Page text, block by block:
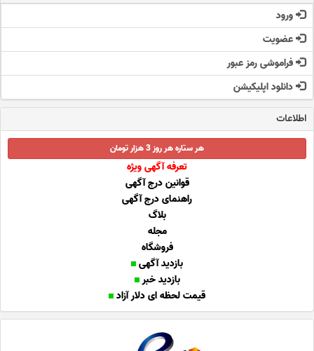
ورود
عضویت
فراموشی رمز عبور
دانلود اپلیکیشن
اطلاعات
هر ستاره هر روز 3 هزار تومان
تعرفه آگهی ویژه
قوانین درج آگهی
راهنمای درج آگهی
بلاگ
مجله
فروشگاه
بازدید آگهی
بازدید خبر
قیمت لحظه ای دلار آزاد